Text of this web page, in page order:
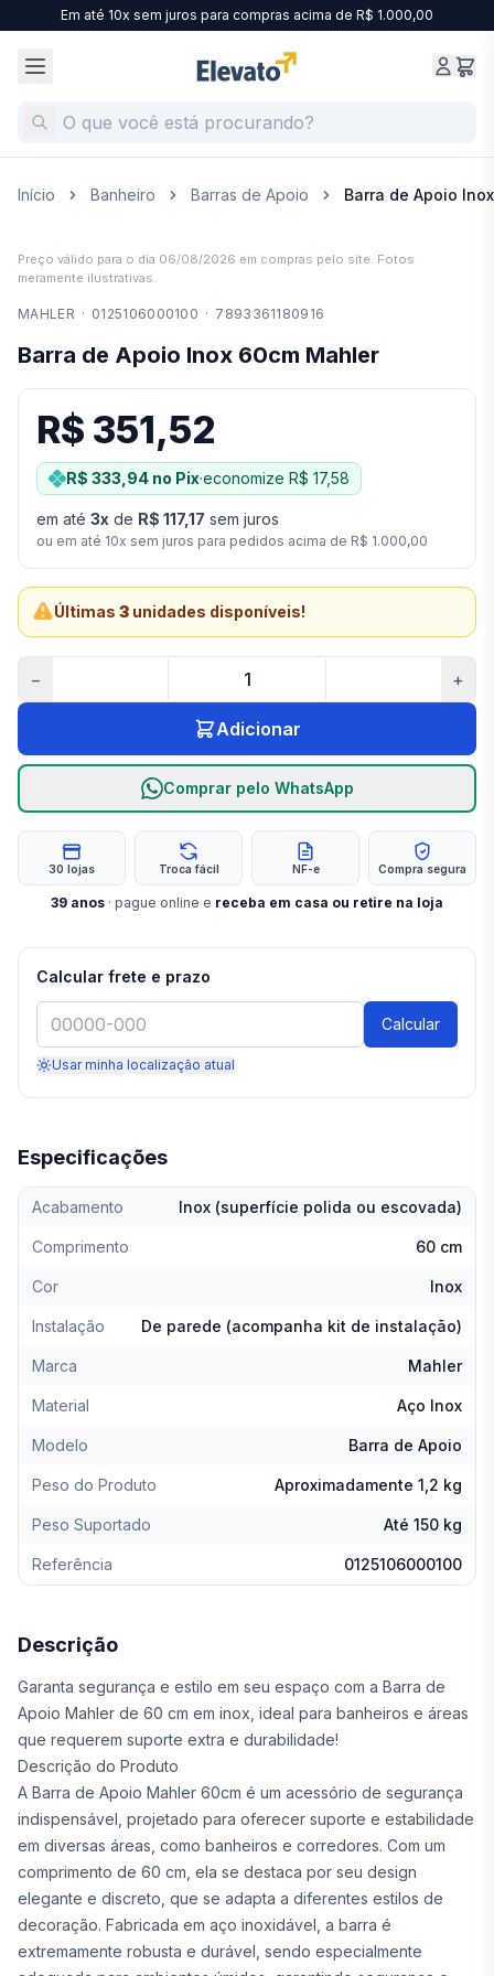
Em até 10x sem juros para compras acima de R$ 1.000,00
Início Banheiro Barras de Apoio Barra de Apoio
Preço válido para o dia 06/08/2026 em compras pelo site. Fotos
meramente ilustrativas.
Especificações
Acabamento Inox (superfície polida ou escovada)
Comprimento 60 cm
Cor Inox
Instalação De parede (acompanha kit de instalação)
Marca Mahler
Material Aço Inox
Modelo Barra de Apoio
Peso do Produto Aproximadamente 1,2 kg
Peso Suportado Até 150 kg
Referência 0125106000100
Descrição
Garanta segurança e estilo em seu espaço com a Barra de
Apoio Mahler de 60 cm em inox, ideal para banheiros e áreas
que requerem suporte extra e durabilidade!
Descrição do Produto
A Barra de Apoio Mahler 60cm é um acessório de segurança
indispensável, projetado para oferecer suporte e estabilidade
em diversas áreas, como banheiros e corredores. Com um
comprimento de 60 cm, ela se destaca por seu design
elegante e discreto, que se adapta a diferentes estilos de
decoração. Fabricada em aço inoxidável, a barra é
extremamente robusta e durável, sendo especialmente
MAHLER · 0125106000100 · 7893361180916
Barra de Apoio Inox 60cm Mahler
R$ 351,52
R$ 333,94 no Pix·economize R$ 17,58
em até 3x de R$ 117,17 sem juros
ou em até 10x sem juros para pedidos acima de R$ 1.000,00
Últimas 3 unidades disponíveis!
− +
Adicionar
Comprar pelo WhatsApp
30 lojas Troca fácil NF-e Compra segura
39 anos · pague online e receba em casa ou retire na loja
Calcular frete e prazo
Calcular
Usar minha localização atual